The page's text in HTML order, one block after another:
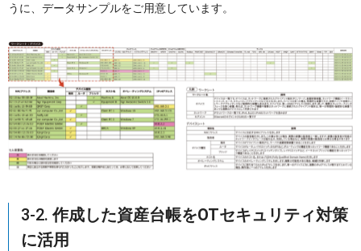
うに、データサンプルをご用意しています。
3-2.作成した資産台帳をOTセキュリティ対策
に活用